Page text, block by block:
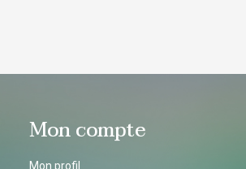
Mon compte
Mon profil